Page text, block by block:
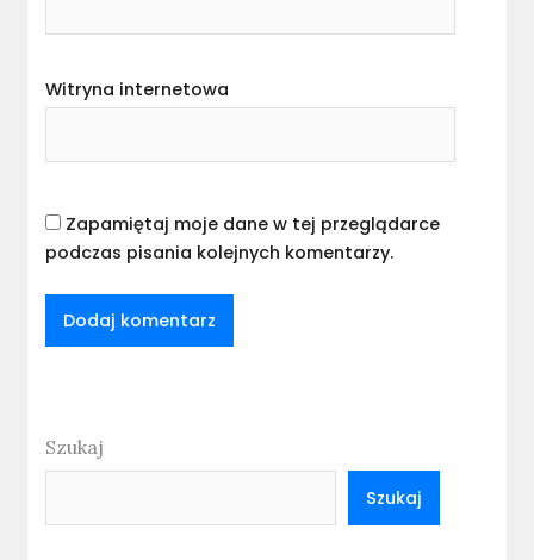
Witryna internetowa
Zapamiętaj moje dane w tej przeglądarce
podczas pisania kolejnych komentarzy.
Szukaj
Szukaj